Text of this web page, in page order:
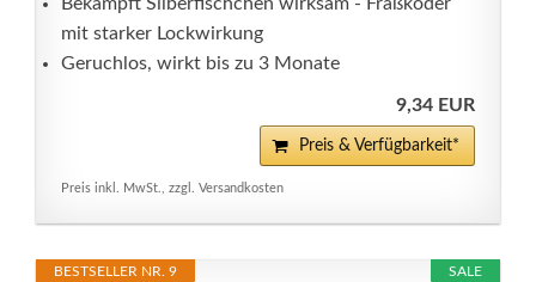
mit starker Lockwirkung
Geruchlos, wirkt bis zu 3 Monate
9,34 EUR
Preis & Verfügbarkeit*
Preis inkl. MwSt., zzgl. Versandkosten
SALE
BESTSELLER NR. 9